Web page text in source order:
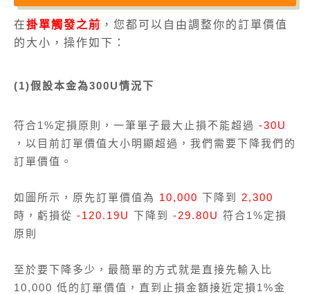
在掛單觸發之前 ，您都可以自由調整你的訂單價值
的大小，操作如下：
(1)假設本金為300U情況下
符合1%定損原則，一筆單子最大止損不能超過 -30U
，以目前訂單價值大小明顯超過，我們需要下降我們的
訂單價值。
如圖所示，原先訂單價值為 10,000 下降到 2,300
時，虧損從 -120.19U 下降到 -29.80U 符合1%定損
原則
至於要下降多少，最簡單的方式就是直接先輸入比
10,000 低的訂單價值，直到止損金額接近定損1%金